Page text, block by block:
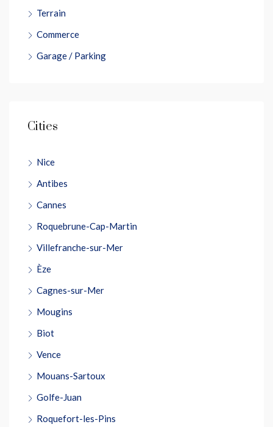
Terrain
Commerce
Garage / Parking
Cities
Nice
Antibes
Cannes
Roquebrune-Cap-Martin
Villefranche-sur-Mer
Èze
Cagnes-sur-Mer
Mougins
Biot
Vence
Mouans-Sartoux
Golfe-Juan
Roquefort-les-Pins